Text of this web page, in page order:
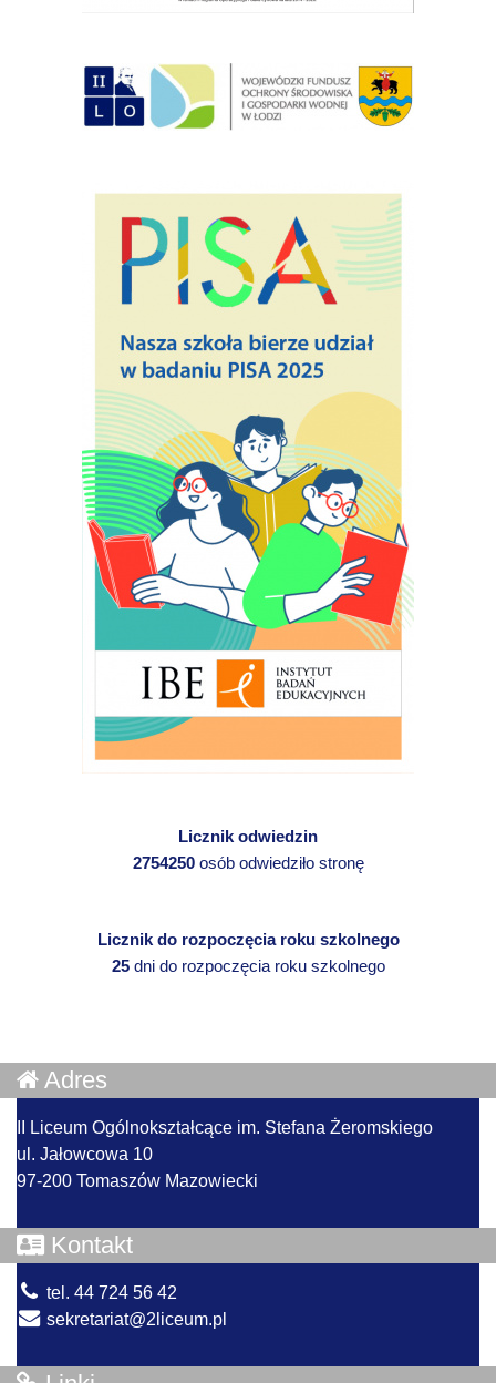
Licznik odwiedzin
2754250osób odwiedziło stronę
Licznik do rozpoczęcia roku szkolnego
25dni do rozpoczęcia roku szkolnego
Adres
II Liceum Ogólnokształcące im. Stefana Żeromskiego
ul. Jałowcowa 10
97-200 Tomaszów Mazowiecki
Kontakt
tel. 44 724 56 42
sekretariat@2liceum.pl